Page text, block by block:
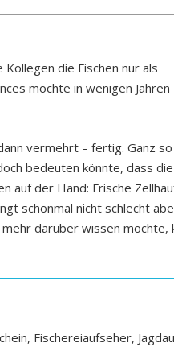
die Fischen nur als
möchte in wenigen Jahren
vermehrt – fertig. Ganz
bedeuten könnte, dass
auf der Hand: Frische
schonmal nicht schlecht
darüber wissen möchte,
Fischereiaufseher,